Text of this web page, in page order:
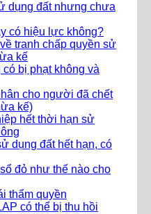
dụng đất nhưng chưa
có hiệu lực không?
tranh chấp quyền sử
kế
bị phạt không và
cho người đã chết
kế)
hết thời hạn sử
dụng đất hết hạn, có
đỏ như thế nào cho
thẩm quyền
có thể bị thu hồi